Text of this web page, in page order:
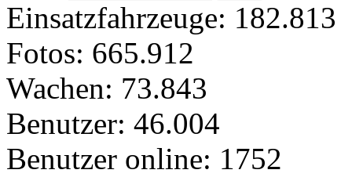
Einsatzfahrzeuge: 182.813
Fotos: 665.912
Wachen: 73.843
Benutzer: 46.004
Benutzer online: 1752